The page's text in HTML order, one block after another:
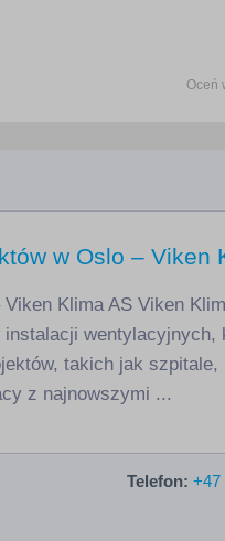
Oceń
w Oslo – Viken
Klima AS Viken
wentylacyjnych,
takich jak
z najnowszymi ...
Telefon: +47